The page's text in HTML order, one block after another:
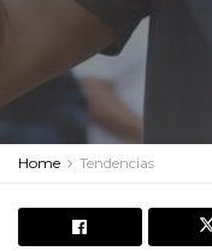
Home Tendencias